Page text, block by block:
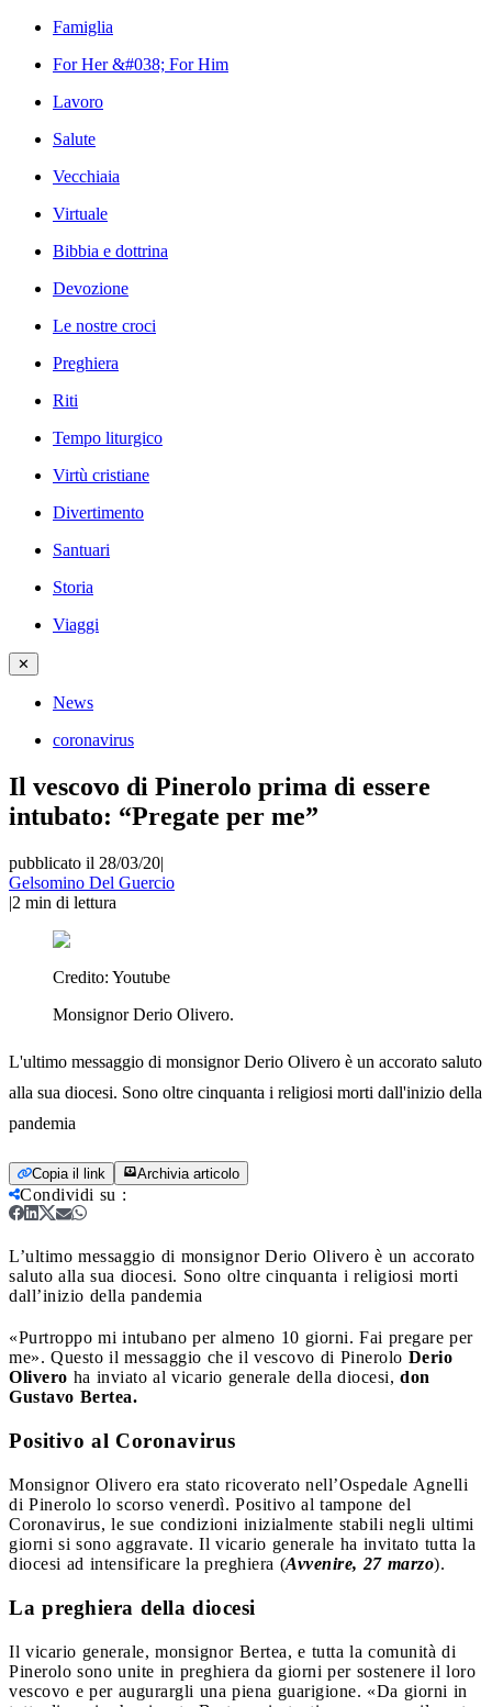
Famiglia
For Her &#038; For Him
Lavoro
Salute
Vecchiaia
Virtuale
Bibbia e dottrina
Devozione
Le nostre croci
Preghiera
Riti
Tempo liturgico
Virtù cristiane
Divertimento
Santuari
Storia
Viaggi
✕
News
coronavirus
Il vescovo di Pinerolo prima di essere
intubato: “Pregate per me”
pubblicato il 28/03/20|
Gelsomino Del Guercio
|2 min di lettura
Credito: Youtube
Monsignor Derio Olivero.
L'ultimo messaggio di monsignor Derio Olivero è un accorato saluto
alla sua diocesi. Sono oltre cinquanta i religiosi morti dall'inizio della
pandemia
Copia il link Archivia articolo
Condividi su :
L’ultimo messaggio di monsignor Derio Olivero è un accorato
saluto alla sua diocesi. Sono oltre cinquanta i religiosi morti
dall’inizio della pandemia
«Purtroppo mi intubano per almeno 10 giorni. Fai pregare per
me». Questo il messaggio che il vescovo di Pinerolo Derio
Olivero ha inviato al vicario generale della diocesi, don
Gustavo Bertea.
Positivo al Coronavirus
Monsignor Olivero era stato ricoverato nell’Ospedale Agnelli
di Pinerolo lo scorso venerdì. Positivo al tampone del
Coronavirus, le sue condizioni inizialmente stabili negli ultimi
giorni si sono aggravate. Il vicario generale ha invitato tutta la
diocesi ad intensificare la preghiera (Avvenire, 27 marzo).
La preghiera della diocesi
Il vicario generale, monsignor Bertea, e tutta la comunità di
Pinerolo sono unite in preghiera da giorni per sostenere il loro
vescovo e per augurargli una piena guarigione. «Da giorni in